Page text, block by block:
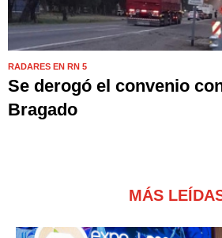
RADARES EN RN 5
Se derogó el convenio
Bragado
MÁS